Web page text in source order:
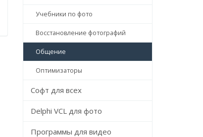
Учебники по фото
Восстановление фотографий
Общение
Оптимизаторы
Софт для всех
Delphi VCL для фото
Программы для видео